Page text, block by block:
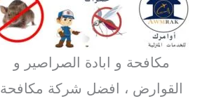
مكافحة و ابادة الصراصير و
القوارض ، افضل شركة مكافحة